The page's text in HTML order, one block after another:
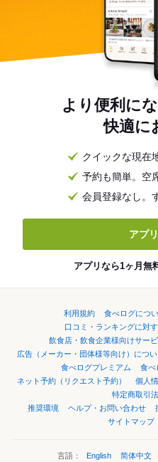
より便利に
快適に
クイックな現在
予約も簡単。空
会員登録なし。
アプ
アプリなら1ヶ月無
利用規約 食べログにつ
口コミ・ランキングに対
飲食店・飲食企業様向けサービ
広告（メーカー・団体様等向け）につい
食べログプレミアム
食べ
ネット予約（リクエスト予約）
個人
特定商取引
推奨環境
ヘルプ・お問い合わせ
サイトマップ
言語： English 简体中文